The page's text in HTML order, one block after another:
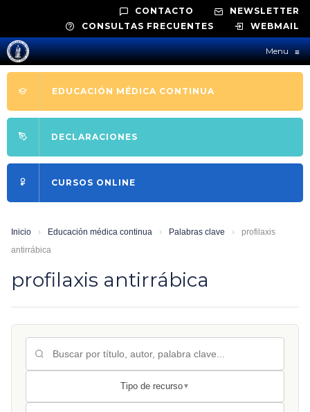
CONTACTO
NEWSLETTER
CONSULTAS FRECUENTES
WEBMAIL
Menu≡
EDUCACIÓN MÉDICA CONTINUA
DECLARACIONES
CURSOS ONLINE
Inicio › Educación médica continua › Palabras clave ›
profilaxis
antirrábica
profilaxis antirrábica
Tipo de recurso▼